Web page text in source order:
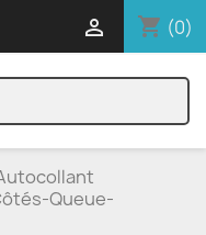
shopping_cart (0)

Queue-